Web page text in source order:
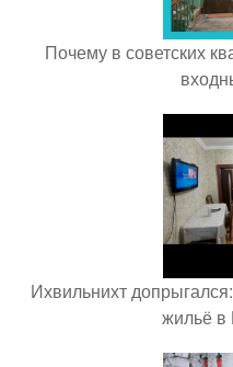
Почему в советских
Ихвильнихт
жильё в